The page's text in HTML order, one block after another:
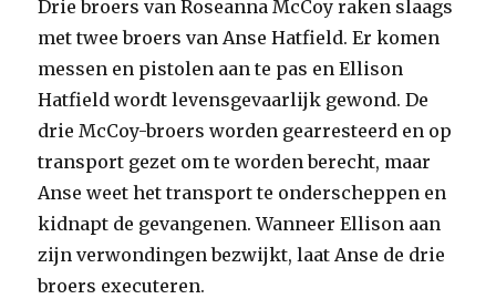
Drie broers van Roseanna McCoy raken slaags
met twee broers van Anse Hatfield. Er komen
messen en pistolen aan te pas en Ellison
Hatfield wordt levensgevaarlijk gewond. De
drie McCoy-broers worden gearresteerd en op
transport gezet om te worden berecht, maar
Anse weet het transport te onderscheppen en
kidnapt de gevangenen. Wanneer Ellison aan
zijn verwondingen bezwijkt, laat Anse de drie
broers executeren.